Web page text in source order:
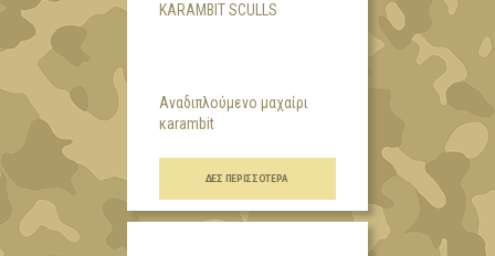
KARAMBIT SCULLS
Aναδιπλούμενο μαχαίρι
κarambit
...
ΔΕΣ ΠΕΡΙΣΣΌΤΕΡΑ